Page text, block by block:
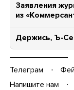
Заявления
из
Держись, Ъ-
Телеграм
Напишите нам